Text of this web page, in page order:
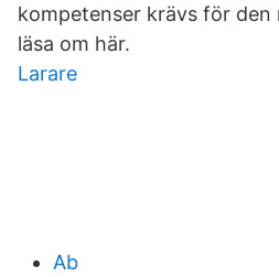
kompetenser krävs för den
läsa om här.
Larare
Ab